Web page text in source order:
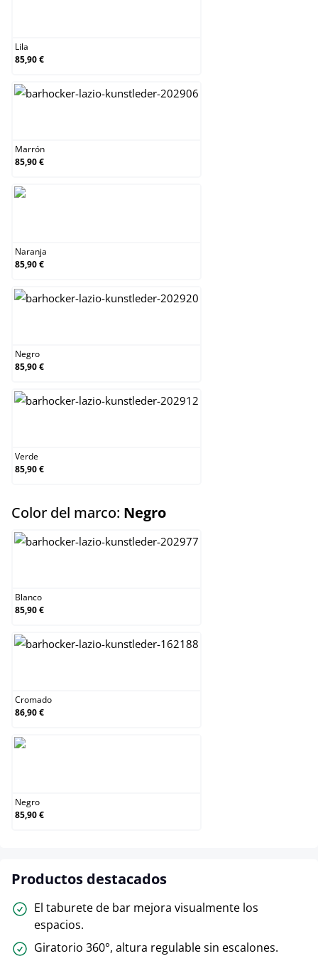
Lila
85,90 €
Marrón
85,90 €
Naranja
85,90 €
Negro
85,90 €
Verde
85,90 €
Color del marco: Negroselect
Blanco
85,90 €
Cromado
86,90 €
Negro
85,90 €
Productos destacados
El taburete de bar mejora visualmente los
espacios.
Giratorio 360°, altura regulable sin escalones.